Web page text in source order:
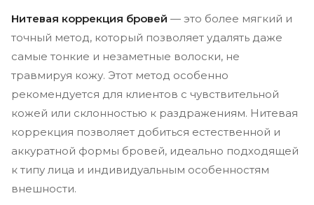
Нитевая коррекция бровей — это более мягкий и
точный метод, который позволяет удалять даже
самые тонкие и незаметные волоски, не
травмируя кожу. Этот метод особенно
рекомендуется для клиентов с чувствительной
кожей или склонностью к раздражениям. Нитевая
коррекция позволяет добиться естественной и
аккуратной формы бровей, идеально подходящей
к типу лица и индивидуальным особенностям
внешности.